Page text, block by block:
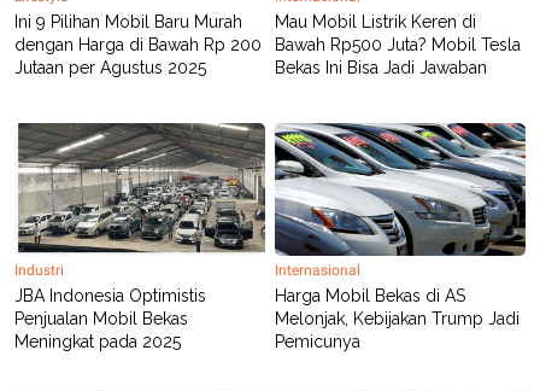
I
D
SITEMAPPROFILETERM
OF
USE
PEDOMAN
PEMBERITAAN
SIBER
PRIVACY
POLICY
Ini 9 Pilihan Mobil Baru Murah
dengan Harga di Bawah Rp 200
Jutaan per Agustus 2025
Mau Mobil Listrik Keren di
Bawah Rp500 Juta? Mobil Tesla
Bekas Ini Bisa Jadi Jawaban
Industri
JBA Indonesia Optimistis
Penjualan Mobil Bekas
Meningkat pada 2025
Internasional
Harga Mobil Bekas di AS
Melonjak, Kebijakan Trump Jadi
Pemicunya